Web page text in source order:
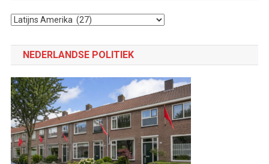
Selecteer
NEDERLANDSE POLITIEK